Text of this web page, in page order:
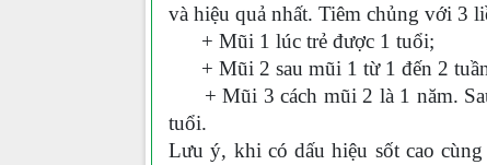
và hiệu quả nhất. Tiêm chủng với 3
+ Mũi 1 lúc trẻ
+ Mũi 2 sau mũi 1 từ 1 đến 2
+ Mũi 3 cách mũi 2 là 1 năm.
tuổi.
Lưu ý, khi có dấu hiệu sốt cao